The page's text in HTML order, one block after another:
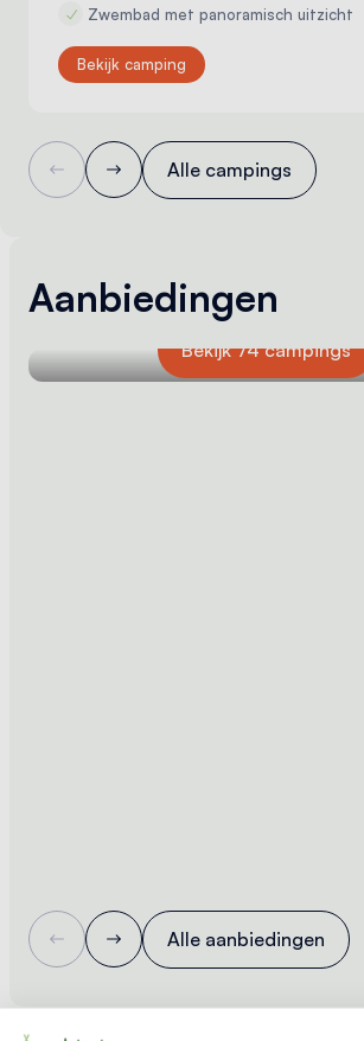
Alle campings
Zwembad met panoramisch uitzicht
Bekijk camping
Aanbiedingen
Alle aanbiedingen
Ontvang tot 25% korting bij een
Bekijk 74 campings